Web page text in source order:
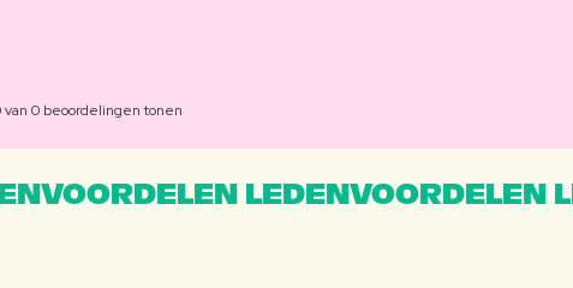
van 0 beoordelingen tonen